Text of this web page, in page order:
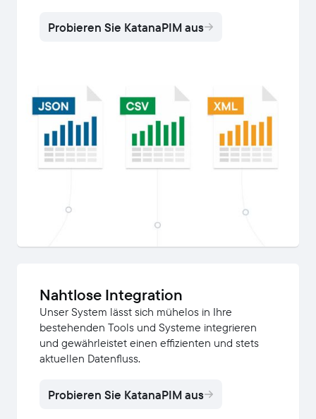
Probieren Sie KatanaPIM aus
Nahtlose Integration
Unser System lässt sich mühelos in Ihre
bestehenden Tools und Systeme integrieren
und gewährleistet einen effizienten und stets
aktuellen Datenfluss.
Probieren Sie KatanaPIM aus